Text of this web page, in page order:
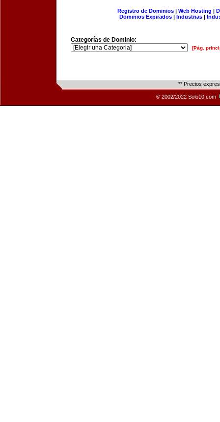
Registro de Dominios| Web Hosting |
Dominios Expirados | Industrias |
Categorías de Dominio:
[Pág.
** Precios
© 2002/2022 Solo10.com